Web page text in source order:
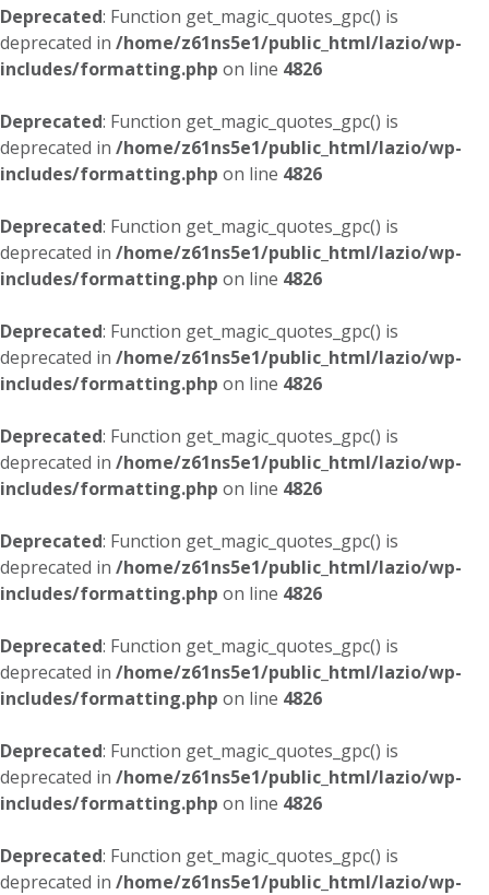
Deprecated: Function get_magic_quotes_gpc() is
deprecated in /home/z61ns5e1/public_html/lazio/wp-
includes/formatting.php on line 4826
Deprecated: Function get_magic_quotes_gpc() is
deprecated in /home/z61ns5e1/public_html/lazio/wp-
includes/formatting.php on line 4826
Deprecated: Function get_magic_quotes_gpc() is
deprecated in /home/z61ns5e1/public_html/lazio/wp-
includes/formatting.php on line 4826
Deprecated: Function get_magic_quotes_gpc() is
deprecated in /home/z61ns5e1/public_html/lazio/wp-
includes/formatting.php on line 4826
Deprecated: Function get_magic_quotes_gpc() is
deprecated in /home/z61ns5e1/public_html/lazio/wp-
includes/formatting.php on line 4826
Deprecated: Function get_magic_quotes_gpc() is
deprecated in /home/z61ns5e1/public_html/lazio/wp-
includes/formatting.php on line 4826
Deprecated: Function get_magic_quotes_gpc() is
deprecated in /home/z61ns5e1/public_html/lazio/wp-
includes/formatting.php on line 4826
Deprecated: Function get_magic_quotes_gpc() is
deprecated in /home/z61ns5e1/public_html/lazio/wp-
includes/formatting.php on line 4826
Deprecated: Function get_magic_quotes_gpc() is
deprecated in /home/z61ns5e1/public_html/lazio/wp-